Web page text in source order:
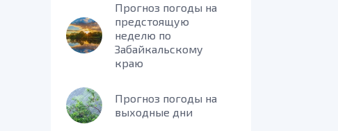
Прогноз погоды на
предстоящую
неделю по
Забайкальскому
краю
Прогноз погоды на
выходные дни